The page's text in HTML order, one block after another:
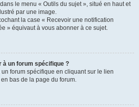
le menu « Outils du sujet », situé en haut et
par une image.
la case « Recevoir une notification
» équivaut à vous abonner à ce sujet.
à un forum spécifique ?
forum spécifique en cliquant sur le lien
bas de la page du forum.